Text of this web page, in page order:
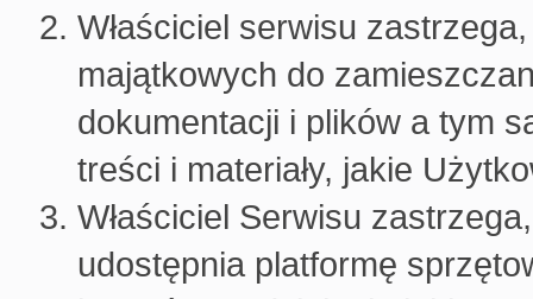
Właściciel serwisu
majątkowych do
dokumentacji i plików a tym
treści i materiały, jakie
Właściciel Serwisu
udostępnia platformę